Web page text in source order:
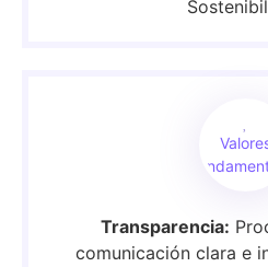
Transparencia:
comunicación clara e